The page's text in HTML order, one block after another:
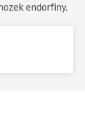
endorfiny.